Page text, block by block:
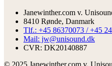
Janewinther.com v.
8410 Rønde, Danmark
Tlf.: +45 86370073 / +45
Mail: jw@unisound.dk
CVR: DK20140887
© 2025 Janewinther.com v.